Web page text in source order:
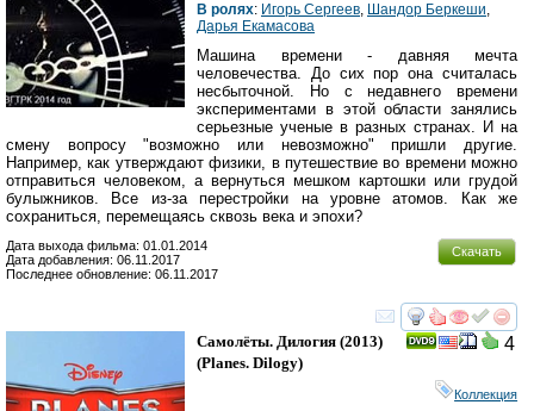
В ролях: Игорь Сергеев, Шандор Беркеши,
Дарья Екамасова
Машина времени - давняя мечта
человечества. До сих пор она считалась
несбыточной. Но с недавнего времени
экспериментами в этой области занялись
серьезные ученые в разных странах. И на
смену вопросу "возможно или невозможно" пришли другие.
Например, как утверждают физики, в путешествие во времени можно
отправиться человеком, а вернуться мешком картошки или грудой
булыжников. Все из-за перестройки на уровне атомов. Как же
сохраниться, перемещаясь сквозь века и эпохи?
Скачать
Дата выхода фильма: 01.01.2014
Дата добавления: 06.11.2017
Последнее обновление: 06.11.2017
смотреть
4
Самолёты. Дилогия (2013)
(Planes. Dilogy)
Коллекция